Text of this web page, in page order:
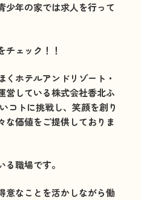
少年の家では求人を行って
チェック！！
ホテルアンドリゾート・
営している株式会社香北ふ
コトに挑戦し、笑顔を創り
な価値をご提供しておりま
職場です。
意なことを活かしながら働